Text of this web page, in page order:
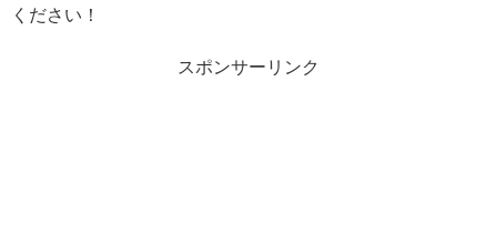
ください！
スポンサーリンク